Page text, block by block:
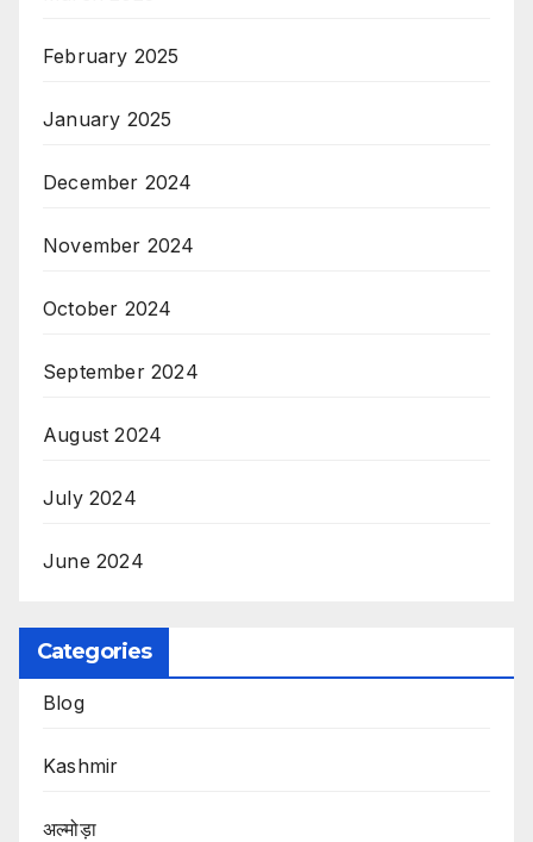
February 2025
January 2025
December 2024
November 2024
October 2024
September 2024
August 2024
July 2024
June 2024
Categories
Blog
Kashmir
अल्मोड़ा